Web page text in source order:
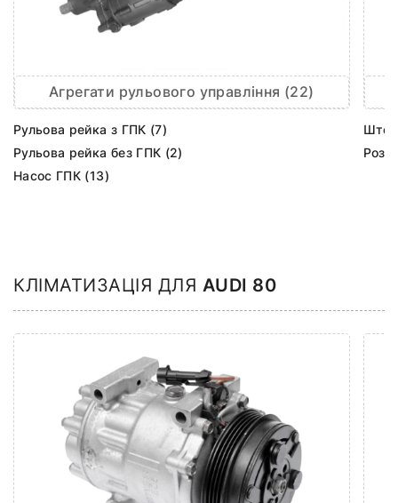
Агрегати рульового управління (22)
Рульова рейка з ГПК (7)
Рульова рейка без ГПК (2)
Насос ГПК (13)
Шток
КЛІМАТИЗАЦІЯ ДЛЯ AUDI 80